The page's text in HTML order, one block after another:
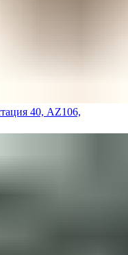
40, AZ106,